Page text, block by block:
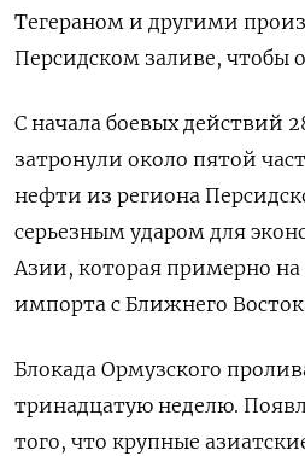
Тегераном и другими
Персидском заливе, чтобы
С начала боевых действий
затронули около пятой
нефти из региона
серьезным ударом для
Азии, которая примерно на
импорта с Ближнего
Блокада Ормузского
тринадцатую неделю.
того, что крупные